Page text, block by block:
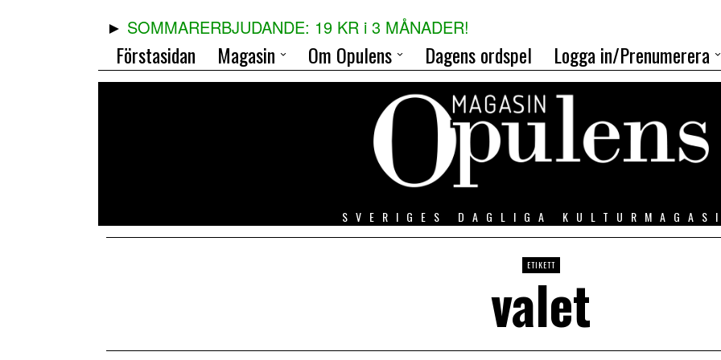
SOMMARERBJUDANDE: 19 KR i 3 MÅNADER!
Förstasidan Magasin Om Opulens Dagens ordspel Logga in/Prenumerera
SVERIGES DAGLIGA
ETIKETT
valet